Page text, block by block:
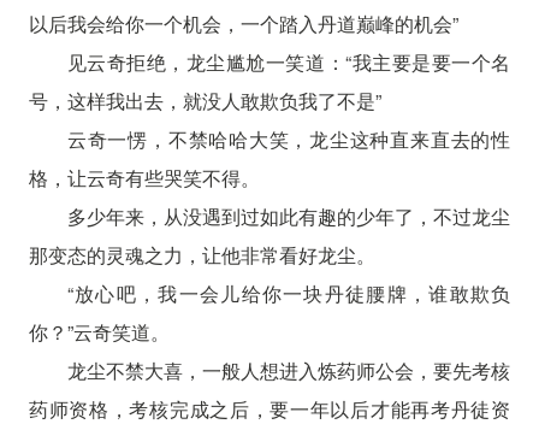
以后我会给你一个机会，一个踏入丹道巅峰的机会”
见云奇拒绝，龙尘尴尬一笑道：“我主要是要一个名
号，这样我出去，就没人敢欺负我了不是”
云奇一愣，不禁哈哈大笑，龙尘这种直来直去的性
格，让云奇有些哭笑不得。
多少年来，从没遇到过如此有趣的少年了，不过龙尘
那变态的灵魂之力，让他非常看好龙尘。
“放心吧，我一会儿给你一块丹徒腰牌，谁敢欺负
你？”云奇笑道。
龙尘不禁大喜，一般人想进入炼药师公会，要先考核
药师资格，考核完成之后，要一年以后才能再考丹徒资